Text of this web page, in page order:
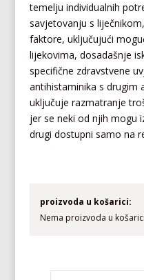
temelju individualnih
savjetovanju s
faktore, uključujući
lijekovima, dosadašnje
specifične zdravstvene
antihistaminika s drugim
uključuje razmatranje
jer se neki od njih mogu
drugi dostupni samo na
proizvoda u košarici:
Nema proizvoda u košarici